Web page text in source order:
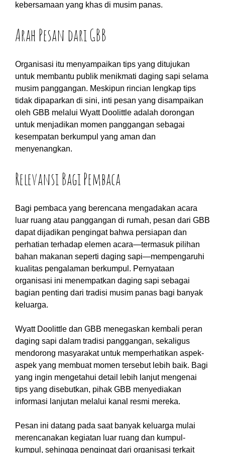
kebersamaan yang khas di musim panas.
Arah Pesan dari GBB
Organisasi itu menyampaikan tips yang ditujukan
untuk membantu publik menikmati daging sapi selama
musim panggangan. Meskipun rincian lengkap tips
tidak dipaparkan di sini, inti pesan yang disampaikan
oleh GBB melalui Wyatt Doolittle adalah dorongan
untuk menjadikan momen panggangan sebagai
kesempatan berkumpul yang aman dan
menyenangkan.
Relevansi Bagi Pembaca
Bagi pembaca yang berencana mengadakan acara
luar ruang atau panggangan di rumah, pesan dari GBB
dapat dijadikan pengingat bahwa persiapan dan
perhatian terhadap elemen acara—termasuk pilihan
bahan makanan seperti daging sapi—mempengaruhi
kualitas pengalaman berkumpul. Pernyataan
organisasi ini menempatkan daging sapi sebagai
bagian penting dari tradisi musim panas bagi banyak
keluarga.
Wyatt Doolittle dan GBB menegaskan kembali peran
daging sapi dalam tradisi panggangan, sekaligus
mendorong masyarakat untuk memperhatikan aspek-
aspek yang membuat momen tersebut lebih baik. Bagi
yang ingin mengetahui detail lebih lanjut mengenai
tips yang disebutkan, pihak GBB menyediakan
informasi lanjutan melalui kanal resmi mereka.
Pesan ini datang pada saat banyak keluarga mulai
merencanakan kegiatan luar ruang dan kumpul-
kumpul, sehingga pengingat dari organisasi terkait